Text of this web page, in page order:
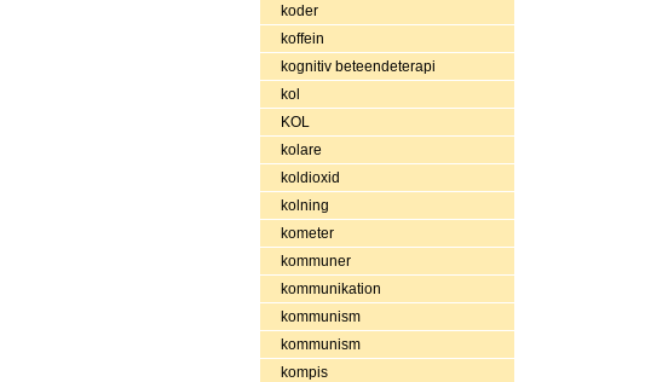
koder
koffein
kognitiv beteendeterapi
kol
KOL
kolare
koldioxid
kolning
kometer
kommuner
kommunikation
kommunism
kommunism
kompis